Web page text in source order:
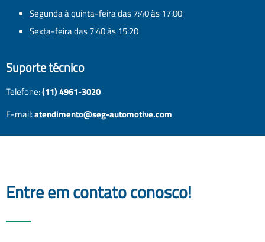
Segunda à quinta-feira das 7:40 às 17:00
Sexta-feira das 7:40 às 15:20
Suporte técnico
Telefone:(11) 4961-3020
E-mail:atendimento@seg-automotive.com
Entre em contato conosco!